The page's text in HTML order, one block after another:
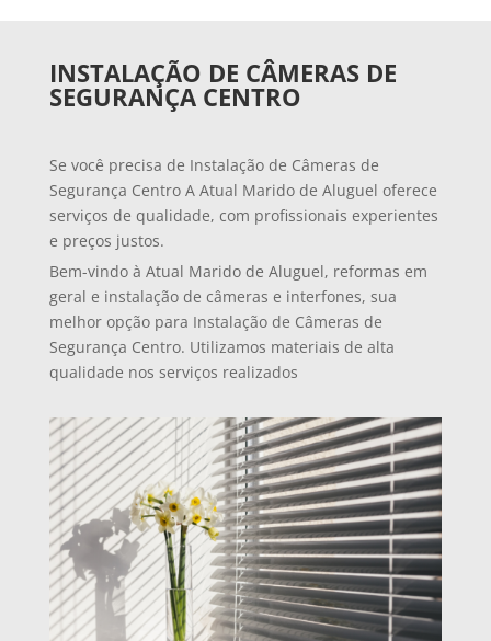
INSTALAÇÃO DE CÂMERAS DE
SEGURANÇA CENTRO
Se você precisa de Instalação de Câmeras de
Segurança Centro A Atual Marido de Aluguel oferece
serviços de qualidade, com profissionais experientes
e preços justos.
Bem-vindo à Atual Marido de Aluguel, reformas em
geral e instalação de câmeras e interfones, sua
melhor opção para Instalação de Câmeras de
Segurança Centro. Utilizamos materiais de alta
qualidade nos serviços realizados